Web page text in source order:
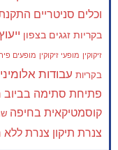
וכלים סניטריים התקנת
בקריות זגגים בצפון
זיקוקין מופעי זיקוקין מופעים
בקריות עבודות
פתיחת סתימה בביוב
קוסמטיקאית בחיפה
צנרת תיקון צנרת